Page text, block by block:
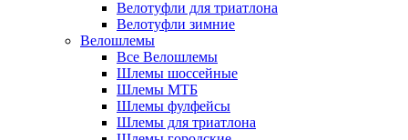
Велотуфли для триатлона
Велотуфли зимние
Велошлемы
Все Велошлемы
Шлемы шоссейные
Шлемы МТБ
Шлемы фулфейсы
Шлемы для триатлона